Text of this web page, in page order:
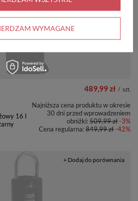
16 l
489,99 zł / szt.
Najniższa cena produktu w okresie
30 dni przed wprowadzeniem
obniżki:509,99 zł-3%
Cena regularna:849,99 zł-42%
+ Dodaj do porównania
+ Dodaj do porównania
WYMAGANE